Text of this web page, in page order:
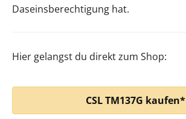
Daseinsberechtigung hat.
Hier gelangst du direkt zum Shop:
CSL TM137G kaufen*